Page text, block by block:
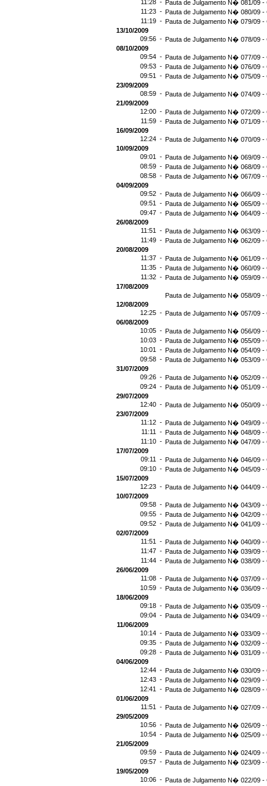
11:28 - Pauta de Julgamento N� 081/09 -
11:23 - Pauta de Julgamento N� 080/09 -
11:19 - Pauta de Julgamento N� 079/09 -
13/10/2009
09:56 - Pauta de Julgamento N� 078/09 -
08/10/2009
09:54 - Pauta de Julgamento N� 077/09 -
09:53 - Pauta de Julgamento N� 076/09 -
09:51 - Pauta de Julgamento N� 075/09 -
23/09/2009
08:59 - Pauta de Julgamento N� 074/09 -
21/09/2009
12:00 - Pauta de Julgamento N� 072/09 -
11:59 - Pauta de Julgamento N� 071/09 -
16/09/2009
12:24 - Pauta de Julgamento N� 070/09 -
10/09/2009
09:01 - Pauta de Julgamento N� 069/09 -
08:59 - Pauta de Julgamento N� 068/09 -
08:58 - Pauta de Julgamento N� 067/09 -
04/09/2009
09:52 - Pauta de Julgamento N� 066/09 -
09:51 - Pauta de Julgamento N� 065/09 -
09:47 - Pauta de Julgamento N� 064/09 -
26/08/2009
11:51 - Pauta de Julgamento N� 063/09 -
11:49 - Pauta de Julgamento N� 062/09 -
20/08/2009
11:37 - Pauta de Julgamento N� 061/09 -
11:35 - Pauta de Julgamento N� 060/09 -
11:32 - Pauta de Julgamento N� 059/09 -
17/08/2009
Pauta de Julgamento N� 058/09 -
12/08/2009
12:25 - Pauta de Julgamento N� 057/09 -
06/08/2009
10:05 - Pauta de Julgamento N� 056/09 -
10:03 - Pauta de Julgamento N� 055/09 -
10:01 - Pauta de Julgamento N� 054/09 -
09:58 - Pauta de Julgamento N� 053/09 -
31/07/2009
09:26 - Pauta de Julgamento N� 052/09 -
09:24 - Pauta de Julgamento N� 051/09 -
29/07/2009
12:40 - Pauta de Julgamento N� 050/09 -
23/07/2009
11:12 - Pauta de Julgamento N� 049/09 -
11:11 - Pauta de Julgamento N� 048/09 -
11:10 - Pauta de Julgamento N� 047/09 -
17/07/2009
09:11 - Pauta de Julgamento N� 046/09 -
09:10 - Pauta de Julgamento N� 045/09 -
15/07/2009
12:23 - Pauta de Julgamento N� 044/09 -
10/07/2009
09:58 - Pauta de Julgamento N� 043/09 -
09:55 - Pauta de Julgamento N� 042/09 -
09:52 - Pauta de Julgamento N� 041/09 -
02/07/2009
11:51 - Pauta de Julgamento N� 040/09 -
11:47 - Pauta de Julgamento N� 039/09 -
11:44 - Pauta de Julgamento N� 038/09 -
26/06/2009
11:08 - Pauta de Julgamento N� 037/09 -
10:59 - Pauta de Julgamento N� 036/09 -
18/06/2009
09:18 - Pauta de Julgamento N� 035/09 -
09:04 - Pauta de Julgamento N� 034/09 -
11/06/2009
10:14 - Pauta de Julgamento N� 033/09 -
09:35 - Pauta de Julgamento N� 032/09 -
09:28 - Pauta de Julgamento N� 031/09 -
04/06/2009
12:44 - Pauta de Julgamento N� 030/09 -
12:43 - Pauta de Julgamento N� 029/09 -
12:41 - Pauta de Julgamento N� 028/09 -
01/06/2009
11:51 - Pauta de Julgamento N� 027/09 -
29/05/2009
10:56 - Pauta de Julgamento N� 026/09 -
10:54 - Pauta de Julgamento N� 025/09 -
21/05/2009
09:59 - Pauta de Julgamento N� 024/09 -
09:57 - Pauta de Julgamento N� 023/09 -
19/05/2009
10:06 - Pauta de Julgamento N� 022/09 -